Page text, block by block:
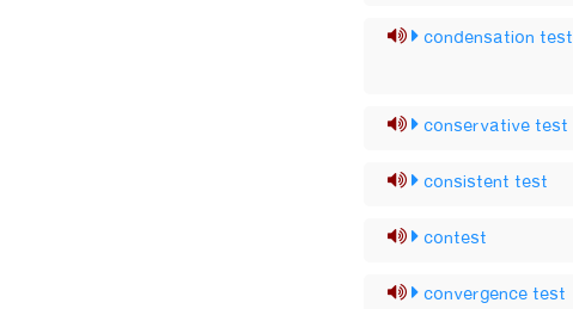
condensation test
conservative test
consistent test
contest
convergence test